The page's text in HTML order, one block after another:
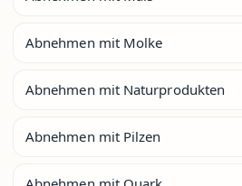
Abnehmen mit Molke
Abnehmen mit Naturprodukten
Abnehmen mit Pilzen